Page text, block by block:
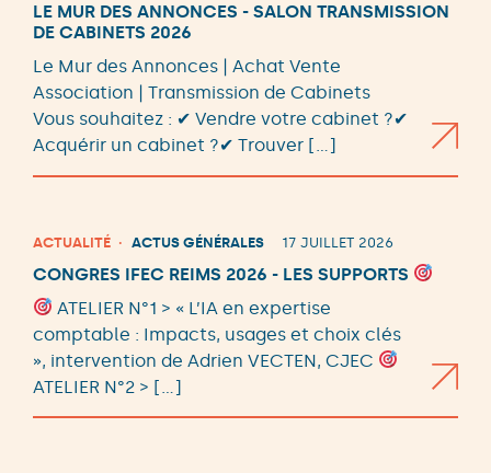
LE MUR DES ANNONCES - SALON TRANSMISSION
DE CABINETS 2026
Le Mur des Annonces | Achat Vente
Association | Transmission de Cabinets
Vous souhaitez : ✔ Vendre votre cabinet ?✔
Acquérir un cabinet ?✔ Trouver […]
ACTUALITÉ ACTUS GÉNÉRALES 17 JUILLET 2026
CONGRES IFEC REIMS 2026 - LES SUPPORTS
ATELIER N°1 > « L’IA en expertise
comptable : Impacts, usages et choix clés
», intervention de Adrien VECTEN, CJEC
ATELIER N°2 > […]